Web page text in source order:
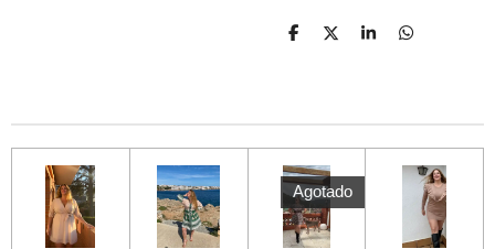
C
r
r
C
r
r
C
r
C
r
r
Agotado